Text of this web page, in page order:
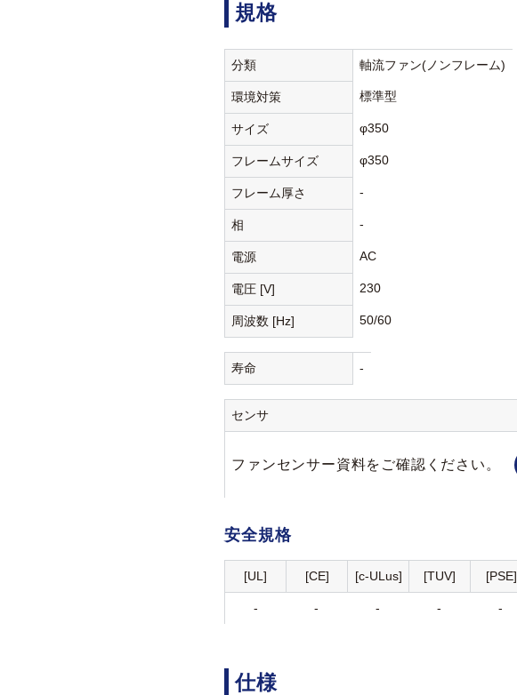
規格
分類 軸流ファン(ノンフレーム)
環境対策 標準型
サイズ φ350
フレームサイズ φ350
フレーム厚さ -
相 -
電源 AC
電圧 [V] 230
周波数 [Hz] 50/60
寿命 -
センサ
ファンセンサー資料をご確認ください。
安全規格
[UL] [CE] [c-ULus] [TUV] [PSE]
- - - - -
仕様